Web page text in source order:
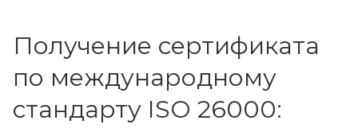
Получение сертификата
по международному
стандарту ISO 26000: